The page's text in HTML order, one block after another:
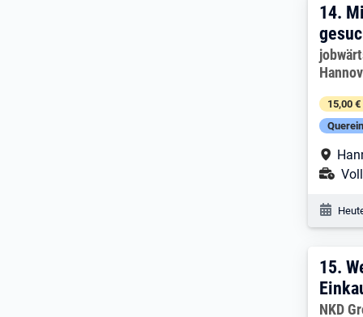
14.
14.
15,00
15.
15.
NKD